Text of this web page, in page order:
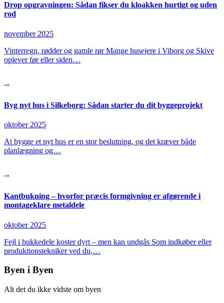
Drop opgravningen: Sådan fikser du kloakken hurtigt og uden
rod
november 2025
Vinterregn, rødder og gamle rør Mange husejere i Viborg og Skive
oplever før eller siden…
Byg nyt hus i Silkeborg: Sådan starter du dit byggeprojekt
oktober 2025
At bygge et nyt hus er en stor beslutning, og det kræver både
planlægning og…
Kantbukning – hvorfor præcis formgivning er afgørende i
montageklare metaldele
oktober 2025
Fejl i bukkedele koster dyrt – men kan undgås Som indkøber eller
produktionstekniker ved du,…
Byen i Byen
Alt det du ikke vidste om byen